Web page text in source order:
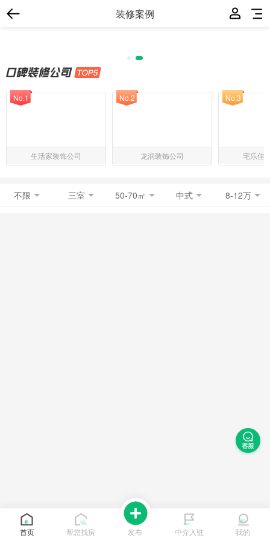
装修案例
生活家装饰公司
No.1
龙润装饰公司
No.2
宅乐佳
No.3
不限 三室 50-70㎡ 中式 8-12万
首页 帮您找房 发布 中介入驻 我的